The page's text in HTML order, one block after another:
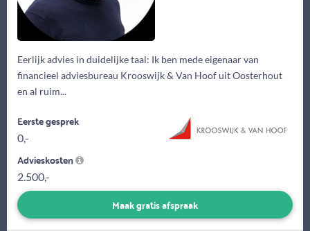
Eerlijk advies in duidelijke taal: Ik ben mede eigenaar van
financieel adviesbureau Krooswijk & Van Hoof uit Oosterhout
en al ruim...
Eerste gesprek
0,-
Advieskosten
2.500,-
Maak gratis afspraak